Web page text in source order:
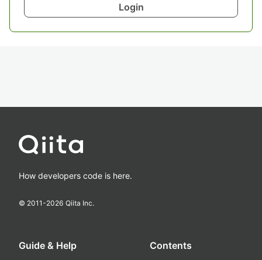
Login
How developers code is here.
© 2011-2026 Qiita Inc.
Guide & Help Contents